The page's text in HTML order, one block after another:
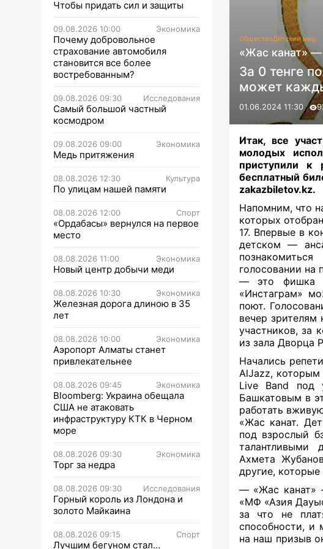
Чтобы придать сил и защиты
09.08.2026 10:00 Экономика
Почему добровольное
страхование автомобиля
становится все более
востребованным?
09.08.2026 09:30 Исследования
Самый большой частный
космодром
09.08.2026 09:00 Экономика
Медь притяжения
08.08.2026 12:30 Культура
По улицам нашей памяти
08.08.2026 12:00 Спорт
«Ордабасы» вернулся на первое
место
08.08.2026 11:00 Экономика
Новый центр добычи меди
08.08.2026 10:30 Экономика
Железная дорога длиною в 35
лет
08.08.2026 10:00 Экономика
Аэропорт Алматы станет
привлекательнее
08.08.2026 09:45 Экономика
Bloomberg: Украина обещала
США не атаковать
инфраструктуру КТК в Черном
море
08.08.2026 09:30 Экономика
Торг за недра
08.08.2026 09:30 Исследования
Горный король из Лондона и
золото Майкаина
08.08.2026 09:15 Спорт
Лучшим бегуном стал…
ОбществоДетский мир
«Жас канат»
За 0 тенге
может
01.06.2024 11:30
Итак, все
молодых
приступили к
бесплатный
zakazbiletov.kz.
Напомним, что
которых
17. Впервые в
детском —
голосовании на
— это фишка
«Инстаграм»
поют.
вечер зрителям
участников, за
из зала Дворца
Начались
AlJazz,
Live Band под
Башкатовым в
работать
«Жас канат.
под взрослый
талантливыми
Ахмета
другие,
— «Жас канат»
«МФ «Азия
за что не
способности, и
на наш призыв